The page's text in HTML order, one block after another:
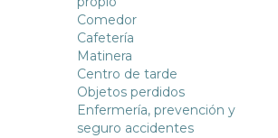
Comedor
Cafetería
Matinera
Centro de tarde
Objetos perdidos
Enfermería, prevención y
seguro accidentes